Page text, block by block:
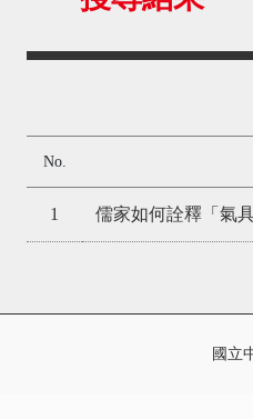
No.
1 儒家如何詮釋「氣
國立